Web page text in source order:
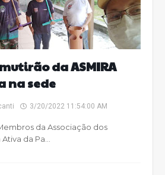
da ASMIRA
na sede
3/20/2022 11:54:00 AM
da Associação dos
da Pa…